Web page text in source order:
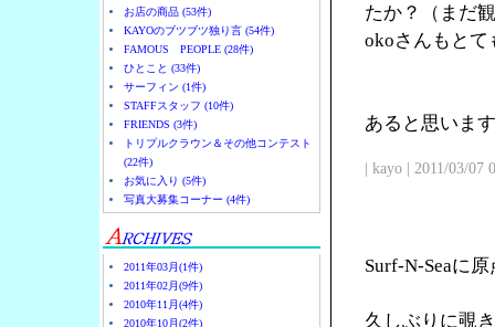
お店の商品 (53件)
KAYOのブツブツ独り言 (54件)
FAMOUS PEOPLE (28件)
ひとこと (33件)
サーフィン (1件)
STAFFスタッフ (10件)
FRIENDS (3件)
トリプルクラウン＆その他コンテスト
(22件)
お気に入り (5件)
写真大募集コーナー (4件)
2011年03月(1件)
2011年02月(9件)
2010年11月(4件)
2010年10月(2件)
たか？（まだ
okoさんもとて
あると思いま
| kayo | 2011/03/07
Surf-N-Seaに
久しぶりに覗